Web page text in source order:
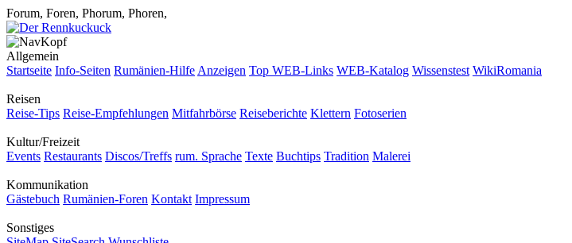
Forum, Foren, Phorum, Phoren,
Allgemein
Startseite Info-Seiten Rumänien-Hilfe Anzeigen Top WEB-Links WEB-Katalog Wissenstest WikiRomania
Reisen
Reise-Tips Reise-Empfehlungen Mitfahrbörse Reiseberichte Klettern Fotoserien
Kultur/Freizeit
Events Restaurants Discos/Treffs rum. Sprache Texte Buchtips Tradition Malerei
Kommunikation
Gästebuch Rumänien-Foren Kontakt Impressum
Sonstiges